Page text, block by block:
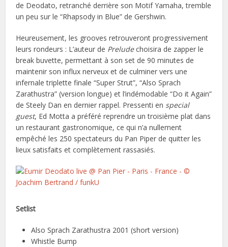
de Deodato, retranché derrière son Motif Yamaha, tremble
un peu sur le “Rhapsody in Blue” de Gershwin.
Heureusement, les grooves retrouveront progressivement
leurs rondeurs : L’auteur de Preludechoisira de zapper le
break buvette, permettant à son set de 90 minutes de
maintenir son influx nerveux et de culminer vers une
infernale triplette finale “Super Strut”, “Also Sprach
Zarathustra” (version longue) et l’indémodable “Do it Again”
de Steely Dan en dernier rappel. Pressenti en special
guest, Ed Motta a préféré reprendre un troisième plat dans
un restaurant gastronomique, ce qui n’a nullement
empêché les 250 spectateurs du Pan Piper de quitter les
lieux satisfaits et complètement rassasiés.
Setlist
Also Sprach Zarathustra 2001 (short version)
Whistle Bump